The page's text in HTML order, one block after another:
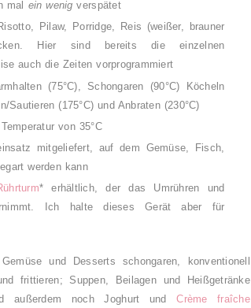
mal ein wenig verspätet
Pilaw, Porridge, Reis (weißer, brauner
Hier sind bereits die einzelnen
auch die Zeiten vorprogrammiert
(75°C), Schongaren (90°C) Köcheln
Sautieren (175°C) und Anbraten (230°C)
von 35°C
mitgeliefert, auf dem Gemüse, Fisch,
werden kann
* erhältlich, der das Umrühren und
Ich halte dieses Gerät aber für
und Desserts schongaren, konventionell
frittieren; Suppen, Beilagen und Heißgetränke
außerdem noch Joghurt undCrème fraîche